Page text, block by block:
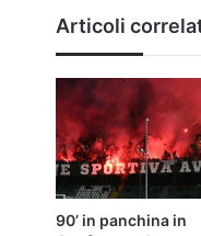
Articoli
90’ in panchina in